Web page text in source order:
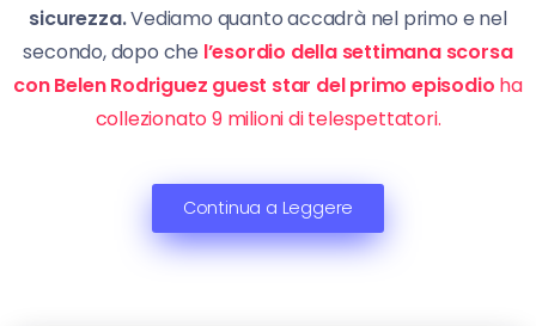
sicurezza.Vediamo quanto accadrà nel primo e nel
secondo, dopo che l’esordio della settimana scorsa
con Belen Rodriguez guest star del primo episodio ha
collezionato 9 milioni di telespettatori.
Continua a Leggere